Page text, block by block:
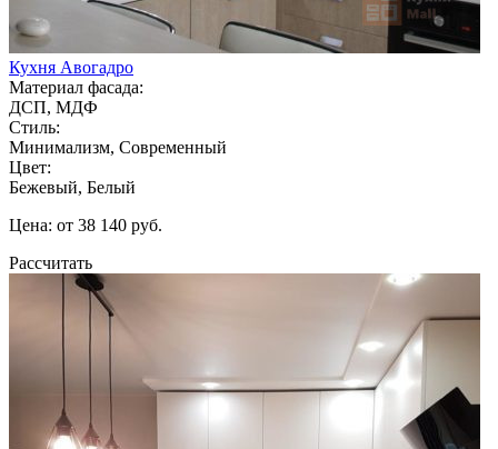
Кухня Авогадро
Материал фасада:
ДСП, МДФ
Стиль:
Минимализм, Современный
Цвет:
Бежевый, Белый
Цена: от 38 140 руб.
Рассчитать